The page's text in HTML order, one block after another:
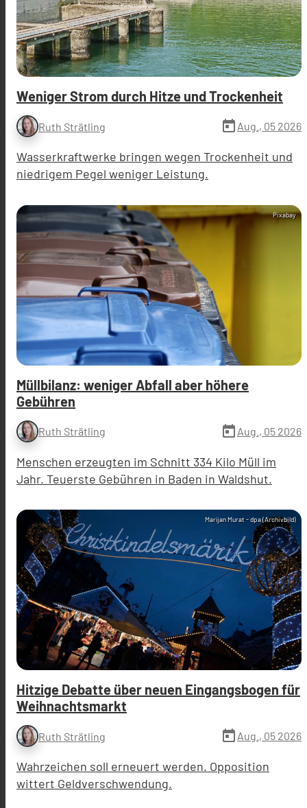
Weniger Strom durch Hitze und Trockenheit
Ruth Strätling today Aug., 05 2026
Wasserkraftwerke bringen wegen Trockenheit und
niedrigem Pegel weniger Leistung.
Pixabay
Müllbilanz: weniger Abfall aber höhere
Gebühren
Ruth Strätling today Aug., 05 2026
Menschen erzeugten im Schnitt 334 Kilo Müll im
Jahr. Teuerste Gebühren in Baden in Waldshut.
Marijan Murat - dpa (Archivbild)
Hitzige Debatte über neuen Eingangsbogen für
Weihnachtsmarkt
Ruth Strätling today Aug., 05 2026
Wahrzeichen soll erneuert werden. Opposition
wittert Geldverschwendung.